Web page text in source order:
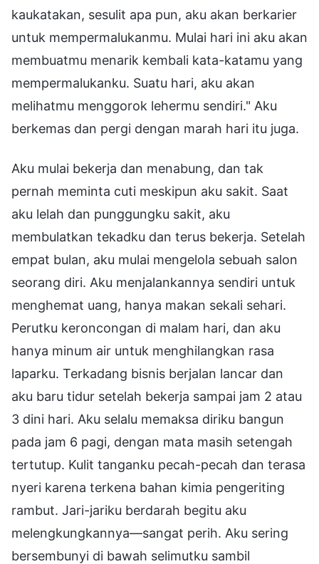
kaukatakan, sesulit apa pun, aku akan berkarier
untuk mempermalukanmu. Mulai hari ini aku akan
membuatmu menarik kembali kata-katamu yang
mempermalukanku. Suatu hari, aku akan
melihatmu menggorok lehermu sendiri." Aku
berkemas dan pergi dengan marah hari itu juga.
Aku mulai bekerja dan menabung, dan tak
pernah meminta cuti meskipun aku sakit. Saat
aku lelah dan punggungku sakit, aku
membulatkan tekadku dan terus bekerja. Setelah
empat bulan, aku mulai mengelola sebuah salon
seorang diri. Aku menjalankannya sendiri untuk
menghemat uang, hanya makan sekali sehari.
Perutku keroncongan di malam hari, dan aku
hanya minum air untuk menghilangkan rasa
laparku. Terkadang bisnis berjalan lancar dan
aku baru tidur setelah bekerja sampai jam 2 atau
3 dini hari. Aku selalu memaksa diriku bangun
pada jam 6 pagi, dengan mata masih setengah
tertutup. Kulit tanganku pecah-pecah dan terasa
nyeri karena terkena bahan kimia pengeriting
rambut. Jari-jariku berdarah begitu aku
melengkungkannya—sangat perih. Aku sering
bersembunyi di bawah selimutku sambil